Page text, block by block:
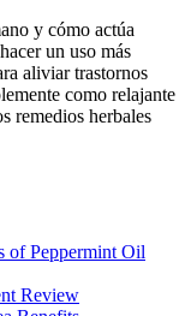
y cómo actúa
un uso más
aliviar trastornos
como relajante
remedios herbales
of Peppermint Oil
Review